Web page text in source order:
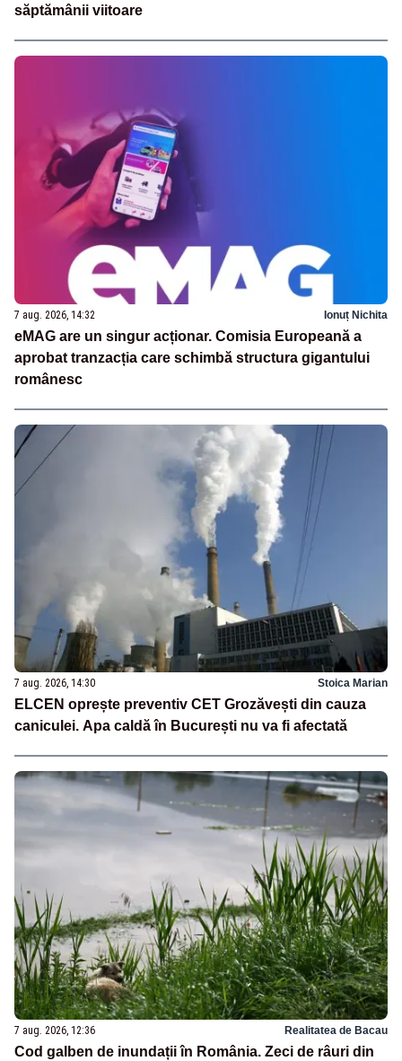
săptămânii viitoare
7 aug. 2026, 14:32 Ionuț Nichita
eMAG are un singur acționar. Comisia Europeană a
aprobat tranzacția care schimbă structura gigantului
românesc
7 aug. 2026, 14:30 Stoica Marian
ELCEN oprește preventiv CET Grozăvești din cauza
caniculei. Apa caldă în București nu va fi afectată
7 aug. 2026, 12:36 Realitatea de Bacau
Cod galben de inundații în România. Zeci de râuri din